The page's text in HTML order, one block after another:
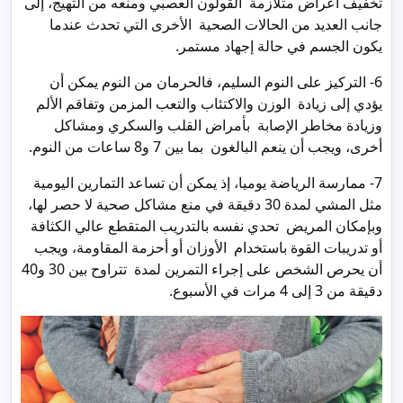
جانب العديد من الحالات الصحية الأخرى التي تحدث عندما
يكون الجسم في حالة إجهاد مستمر.
6- التركيز على النوم السليم، فالحرمان من النوم يمكن أن
يؤدي إلى زيادة الوزن والاكتئاب والتعب المزمن وتفاقم الألم
وزيادة مخاطر الإصابة بأمراض القلب والسكري ومشاكل
أخرى، ويجب أن ينعم البالغون بما بين 7 و8 ساعات من النوم.
7- ممارسة الرياضة يوميا، إذ يمكن أن تساعد التمارين اليومية
مثل المشي لمدة 30 دقيقة في منع مشاكل صحية لا حصر لها،
وبإمكان المريض تحدي نفسه بالتدريب المتقطع عالي الكثافة
أو تدريبات القوة باستخدام الأوزان أو أحزمة المقاومة، ويجب
أن يحرص الشخص على إجراء التمرين لمدة تتراوح بين 30 و40
دقيقة من 3 إلى 4 مرات في الأسبوع.